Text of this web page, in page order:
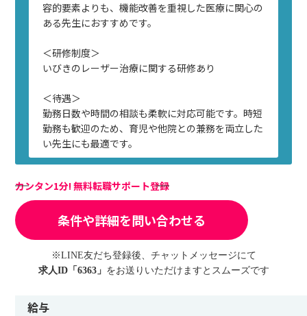
容的要素よりも、機能改善を重視した医療に関心の
ある先生におすすめです。
＜研修制度＞
いびきのレーザー治療に関する研修あり
＜待遇＞
勤務日数や時間の相談も柔軟に対応可能です。時短
勤務も歓迎のため、育児や他院との兼務を両立した
い先生にも最適です。
カンタン1分! 無料転職サポート登録
条件や詳細を問い合わせる
※LINE友だち登録後、チャットメッセージにて
求人ID「6363」 をお送りいただけますとスムーズです
給与